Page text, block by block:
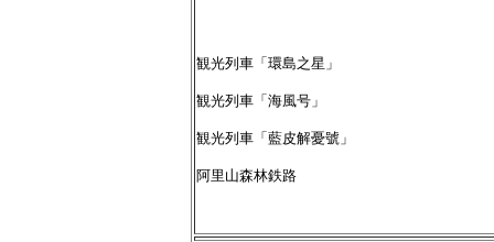
観光列車「環島之星」
観光列車「海風号」
観光列車「藍皮解憂號」
阿里山森林鉄路